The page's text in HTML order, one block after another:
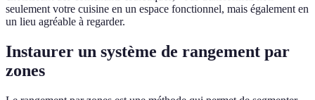
seulement votre cuisine en un espace fonctionnel, mais également en
un lieu agréable à regarder.
Instaurer un système de rangement par
zones